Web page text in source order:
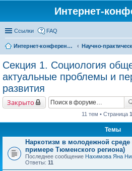
Интернет-
Ссылки FAQ
Интернет-конференции
Секция 1. Социология
актуальные проблемы и
развития
Закрыто
11 тем • Страница 1
Темы
Наркотизм в молодежной среде
примере Тюменского региона)
Последнее сообщение Нахимова Яна
Ответы: 11